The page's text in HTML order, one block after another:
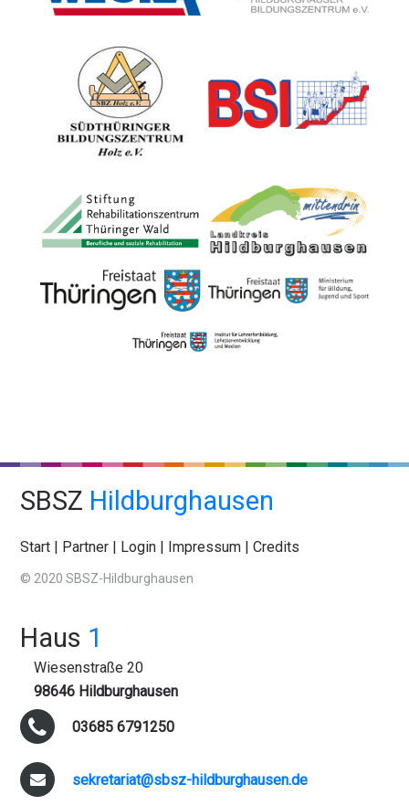
SBSZ Hildburghausen
Start Partner Login Impressum |Credits
© 2020 SBSZ-Hildburghausen
Haus 1
Wiesenstraße 20
98646 Hildburghausen
03685 6791250
sekretariat@sbsz-hildburghausen.de